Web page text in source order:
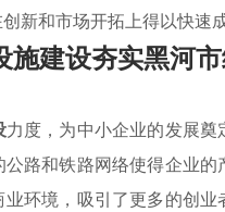
新和市场开拓上得以快速
施建设夯实黑河
力度，为中小企业的发展
公路和铁路网络使得企业
环境，吸引了更多的创